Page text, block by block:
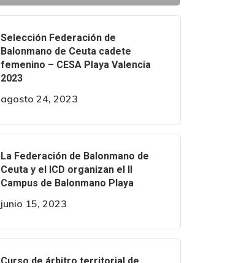
Selección Federación de
Balonmano de Ceuta cadete
femenino – CESA Playa Valencia
2023
agosto 24, 2023
La Federación de Balonmano de
Ceuta y el ICD organizan el II
Campus de Balonmano Playa
junio 15, 2023